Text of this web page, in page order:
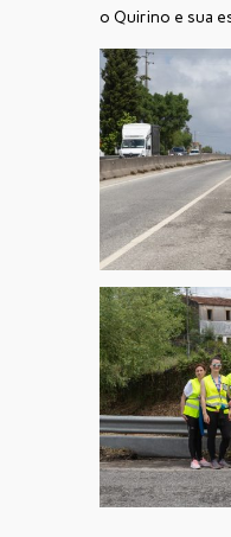
o Quirino e sua